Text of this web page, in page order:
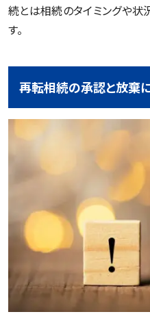
続とは相続のタイミングや
す。
再転相続の承認と放棄